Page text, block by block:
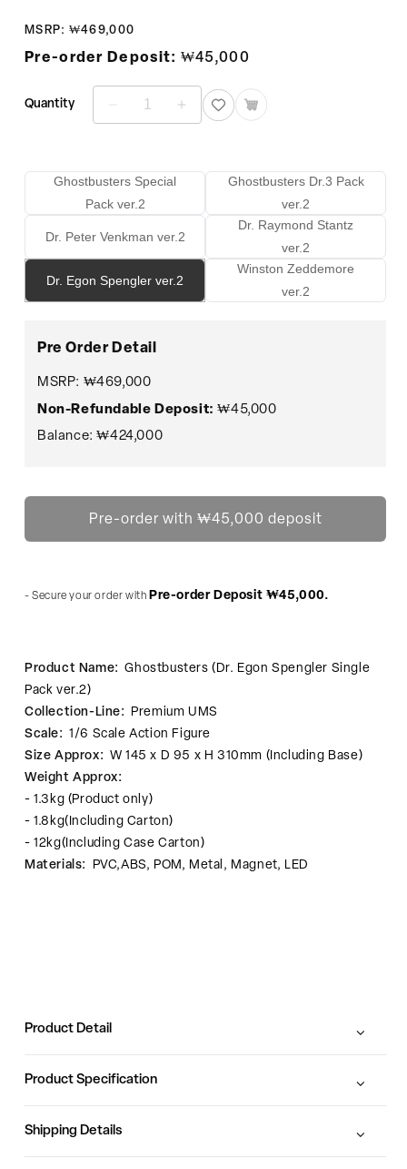
정
가
MSRP: ₩469,000
Pre-order Deposit: ₩45,000
Quantity
Ghostbusters
(Dr.
Single
Pack
ver.2)
수
량
줄
임
Ghostbusters
(Dr.
ver.2)
수
량
늘
림
Ghostbusters Special
Pack ver.2
Ghostbusters Dr.3 Pack
ver.2
Dr. Peter Venkman ver.2
Dr. Raymond Stantz
ver.2
Dr. Egon Spengler ver.2
Winston Zeddemore
ver.2
Pre Order Detail
MSRP: ₩469,000
Non-Refundable Deposit: ₩45,000
Balance: ₩424,000
Pre-order with ₩45,000 deposit
- Secure your order with Pre-order Deposit ₩45,000.
Product Name: Ghostbusters (Dr. Egon Spengler Single
Pack ver.2)
Collection-Line:
Premium UMS
Scale: 1/6 Scale Action Figure
Size Approx: W 145 x D 95 x H 310mm (Including Base)
Weight Approx:
- 1.3kg (Product only)
- 1.8kg(Including Carton)
- 12kg(Including Case Carton)
Materials:
PVC,ABS, POM, Metal, Magnet, LED
Product Detail
Product Specification
Shipping Details